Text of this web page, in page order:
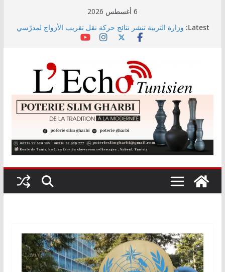
6 أغسطس 2026
Latest: وزارة التربية تنشر نتائج حركة نقل تقريب الأزواج لمدرّسي
التعليم الابتدائي لسنة 2026
التمهيدي الأوّل
“نسناس وبهناس”.. عرض مسرحي جديد للأطفال يجمع بين
الترفيه والقيم التربوية بمدينة الثقافة
اليوم: قرعة الدور التمهيدي لرابطة الأبطال وكأس
الكونفدرالية